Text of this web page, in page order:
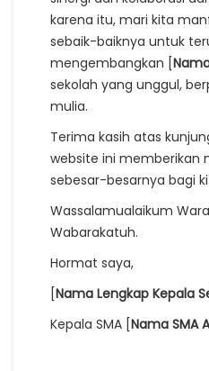
karena itu, mari kita
sebaik-baiknya untuk
mengembangkan [
sekolah yang unggul,
mulia.
Terima kasih atas
website ini memberikan
sebesar-besarnya bagi
Wassalamualaikum
Wabarakatuh.
Hormat saya,
[Nama Lengkap Kepala
Kepala SMA [Nama SMA